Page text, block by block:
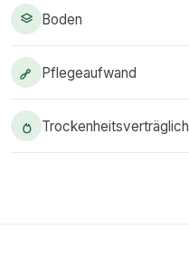
Boden
Pflegeaufwand
Trockenheitsverträglich